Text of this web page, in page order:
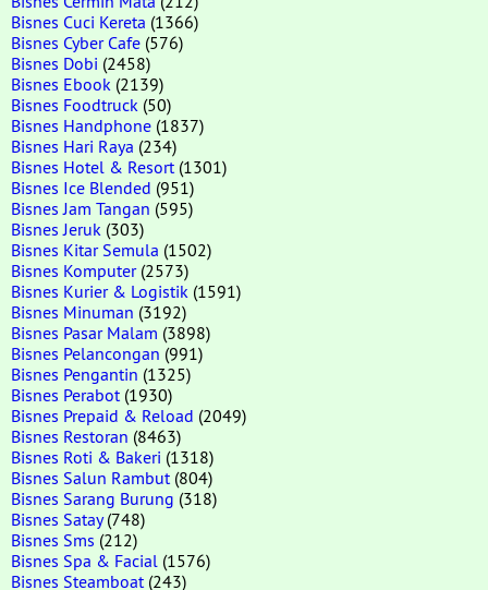
Bisnes Cuci Kereta (1366)
Bisnes Cyber Cafe (576)
Bisnes Dobi (2458)
Bisnes Ebook (2139)
Bisnes Foodtruck (50)
Bisnes Handphone (1837)
Bisnes Hari Raya (234)
Bisnes Hotel & Resort (1301)
Bisnes Ice Blended (951)
Bisnes Jam Tangan (595)
Bisnes Jeruk (303)
Bisnes Kitar Semula (1502)
Bisnes Komputer(2573)
Bisnes Kurier & Logistik (1591)
Bisnes Minuman (3192)
Bisnes Pasar Malam (3898)
Bisnes Pelancongan (991)
Bisnes Pengantin (1325)
Bisnes Perabot (1930)
Bisnes Prepaid & Reload (2049)
Bisnes Restoran (8463)
Bisnes Roti & Bakeri (1318)
Bisnes Salun Rambut (804)
Bisnes Sarang Burung (318)
Bisnes Satay(748)
Bisnes Sms (212)
Bisnes Spa & Facial (1576)
Bisnes Steamboat (243)